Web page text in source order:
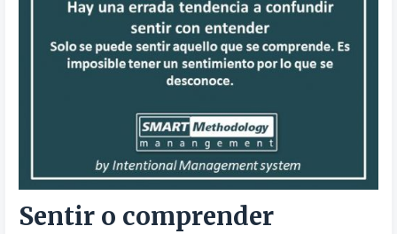
Sentir o comprender